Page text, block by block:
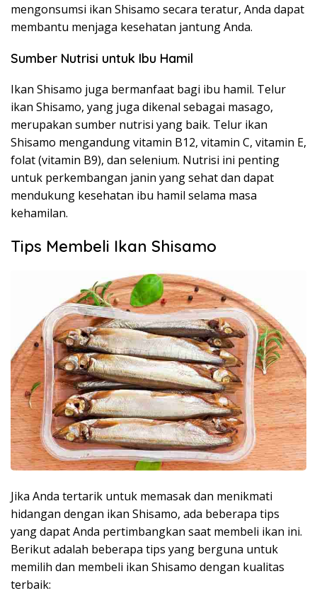
mengonsumsi ikan Shisamo secara teratur, Anda dapat
membantu menjaga kesehatan jantung Anda.
Sumber Nutrisi untuk Ibu Hamil
Ikan Shisamo juga bermanfaat bagi ibu hamil. Telur
ikan Shisamo, yang juga dikenal sebagai masago,
merupakan sumber nutrisi yang baik. Telur ikan
Shisamo mengandung vitamin B12, vitamin C, vitamin E,
folat (vitamin B9), dan selenium. Nutrisi ini penting
untuk perkembangan janin yang sehat dan dapat
mendukung kesehatan ibu hamil selama masa
kehamilan.
Tips Membeli Ikan Shisamo
Jika Anda tertarik untuk memasak dan menikmati
hidangan dengan ikan Shisamo, ada beberapa tips
yang dapat Anda pertimbangkan saat membeli ikan ini.
Berikut adalah beberapa tips yang berguna untuk
memilih dan membeli ikan Shisamo dengan kualitas
terbaik: